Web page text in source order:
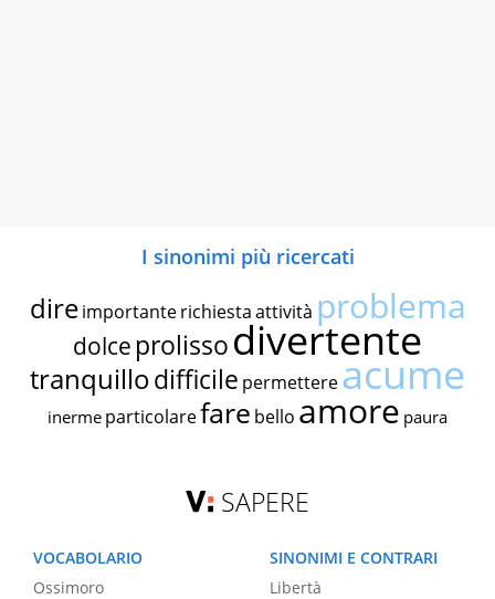
I sinonimi più ricercati
dire importante richiestaattività problema
dolce prolissodivertente
tranquillodifficile permettereacume
inerme particolarefare bello amore paura
SAPERE
VOCABOLARIO
Ossimoro
SINONIMI E CONTRARI
Libertà